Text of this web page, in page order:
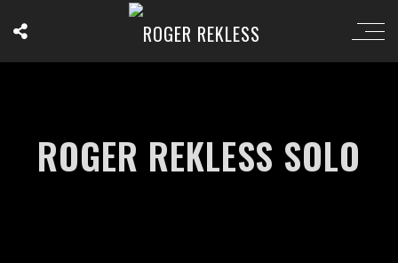
ROGER REKLESS SOLO